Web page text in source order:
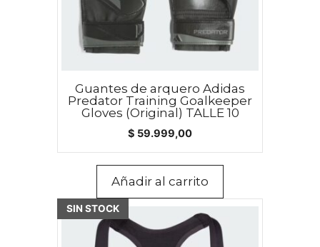
Guantes de arquero Adidas
Predator Training Goalkeeper
Gloves (Original) TALLE 10
$ 59.999,00
Añadir al carrito
SIN STOCK